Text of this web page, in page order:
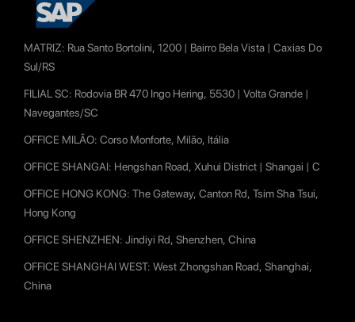
MATRIZ: Rua Santo Bortolini, 1200 | Bairro Bela Vista | Caxias Do
Sul/RS
FILIAL SC: Rodovia BR 470 Ingo Hering, 5530 | Volta Grande |
Navegantes/SC
OFFICE MILÃO: Corso Monforte, Milão, Itália
OFFICE SHANGAI: Hengshan Road, Xuhui District | Shangai | C
OFFICE HONG KONG: The Gateway, Canton Rd, Tsim Sha Tsui,
Hong Kong
OFFICE SHENZHEN: Jindiyi Rd, Shenzhen, China
OFFICE SHANGHAI WEST: West Zhongshan Road, Shanghai,
China